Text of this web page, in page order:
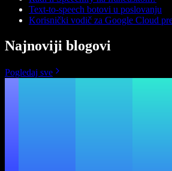
Text-to-speech botovi u poslovanju
Korisnički vodič za Google Cloud
Najnoviji blogovi
Pogledaj sve